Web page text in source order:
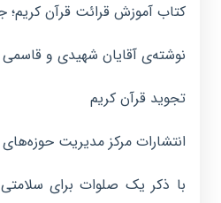
کتاب آموزش قرائت قرآن کریم؛
نوشته‌ی آقایان شهیدی و قاسمی
تجوید قرآن کریم
انتشارات مرکز مدیریت حوزه‌های
با ذکر یک صلوات برای سلامتی